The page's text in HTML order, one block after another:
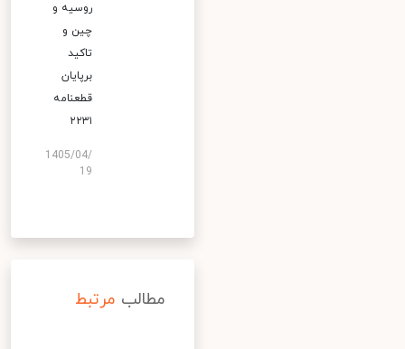
روسیه و
چین و
تاکید
برپایان
قطعنامه
۲۲۳۱
1405/04/
19
مطالب مرتبط